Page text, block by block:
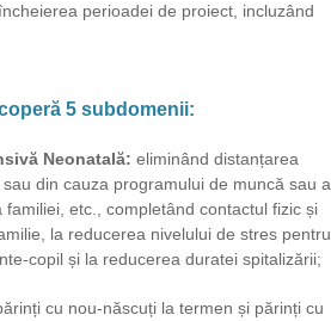
perioadei de proiect, incluzând
5 subdomenii:
Neonatală: eliminând distanțarea
din cauza programului de muncă sau a
etc., completând contactul fizic și
la reducerea nivelului de stres pentru
copil și la reducerea duratei spitalizării;
cu nou-născuți la termen și părinți cu